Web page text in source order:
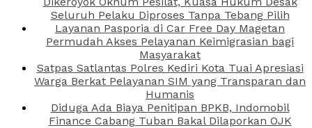
Seluruh Pelaku Diproses Tanpa Tebang Pilih
Layanan Pasporia di Car Free Day Magetan
Permudah Akses Pelayanan Keimigrasian bagi
Masyarakat
Satpas Satlantas Polres Kediri Kota Tuai Apresiasi
Warga Berkat Pelayanan SIM yang Transparan dan
Humanis
Diduga Ada Biaya Penitipan BPKB, Indomobil
Finance Cabang Tuban Bakal Dilaporkan OJK